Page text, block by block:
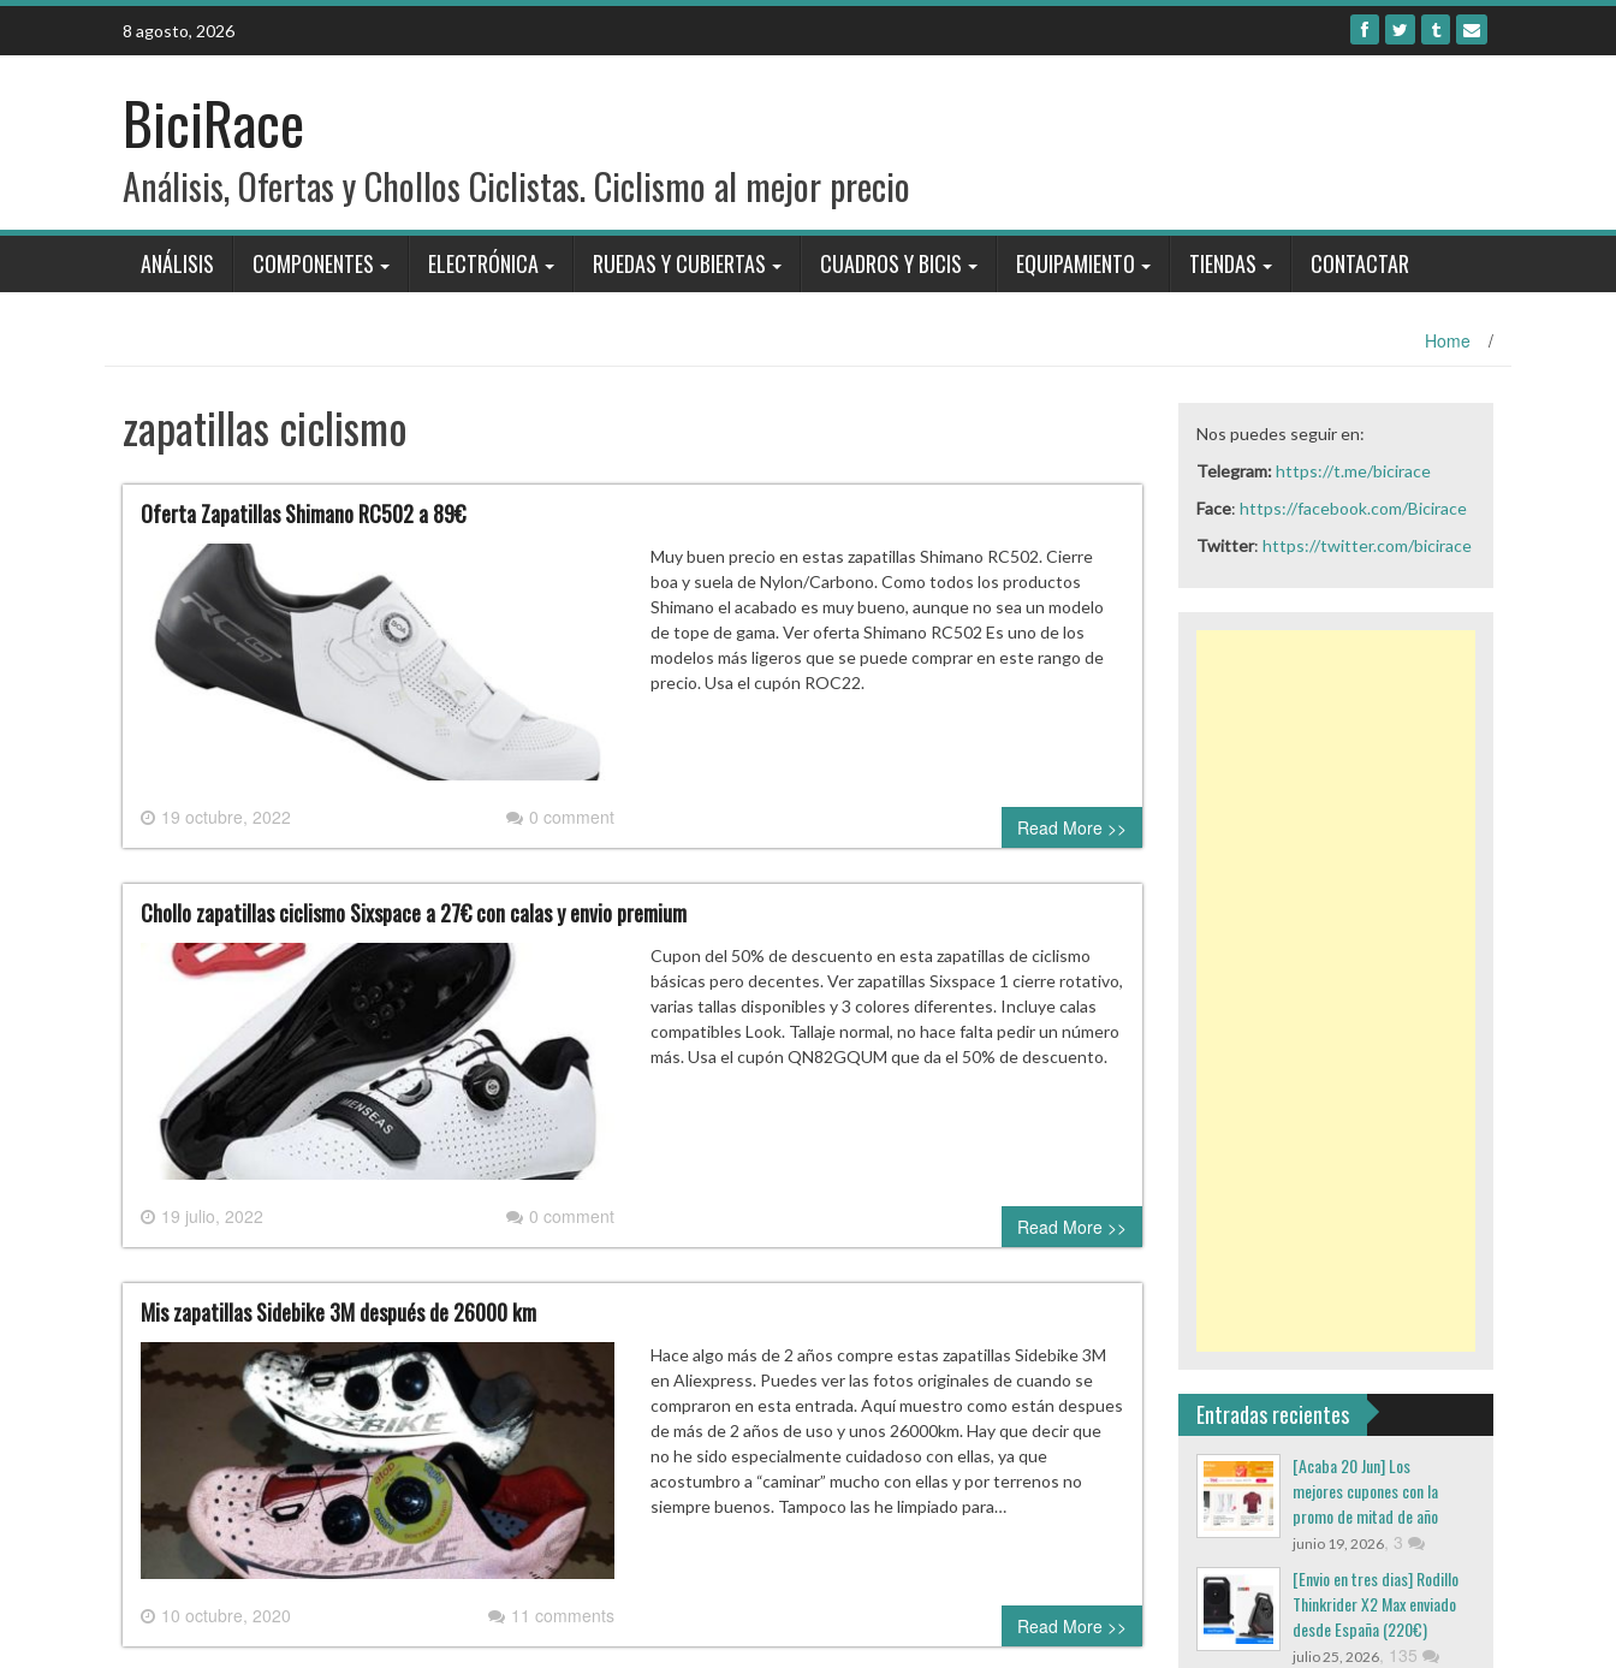
Skip
content
8 agosto, 2026
BiciRace
Análisis, Ofertas y Chollos Ciclistas. Ciclismo al mejor precio
ANÁLISIS COMPONENTES ELECTRÓNICA RUEDAS Y CUBIERTAS CUADROS Y BICIS EQUIPAMIENTO TIENDAS CONTACTAR
Home /
zapatillas ciclismo
Oferta Zapatillas Shimano RC502 a 89€
19 octubre, 2022 0 comment
Muy buen precio en estas zapatillas Shimano RC502. Cierre
boa y suela de Nylon/Carbono. Como todos los productos
Shimano el acabado es muy bueno, aunque no sea un modelo
de tope de gama. Ver oferta Shimano RC502 Es uno de los
modelos más ligeros que se puede comprar en este rango de
precio. Usa el cupón ROC22.
Read More >>
Chollo zapatillas ciclismo Sixspace a 27€ con calas y envio premium
19 julio, 2022 0 comment
Cupon del 50% de descuento en esta zapatillas de ciclismo
básicas pero decentes. Ver zapatillas Sixspace 1 cierre rotativo,
varias tallas disponibles y 3 colores diferentes. Incluye calas
compatibles Look. Tallaje normal, no hace falta pedir un número
más. Usa el cupón QN82GQUM que da el 50% de descuento.
Read More >>
Mis zapatillas Sidebike 3M después de 26000 km
10 octubre, 2020 11 comments
Hace algo más de 2 años compre estas zapatillas Sidebike 3M
en Aliexpress. Puedes ver las fotos originales de cuando se
compraron en esta entrada. Aquí muestro como están despues
de más de 2 años de uso y unos 26000km. Hay que decir que
no he sido especialmente cuidadoso con ellas, ya que
acostumbro a “caminar” mucho con ellas y por terrenos no
siempre buenos. Tampoco las he limpiado para…
Read More >>
Nos puedes seguir en:
Telegram:https://t.me/bicirace
Face: https://facebook.com/Bicirace
Twitter: https://twitter.com/bicirace
Entradas recientes
[Acaba 20 Jun] Los
mejores cupones con la
promo de mitad de año
junio 19, 2026, 3
[Envio en tres dias] Rodillo
Thinkrider X2 Max enviado
desde España (220€)
julio 25, 2026, 135